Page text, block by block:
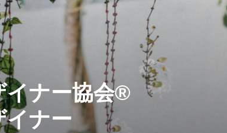
ンデザイ
イナー